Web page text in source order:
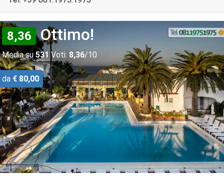
8,36 Ottimo!
Media su 531 Voti: 8,36/10
da € 80,00